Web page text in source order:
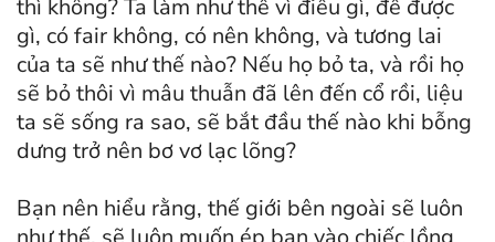
thì không? Ta làm như thế vì điều gì, để được
gì, có fair không, có nên không, và tương lai
của ta sẽ như thế nào? Nếu họ bỏ ta, và rồi họ
sẽ bỏ thôi vì mâu thuẫn đã lên đến cổ rồi, liệu
ta sẽ sống ra sao, sẽ bắt đầu thế nào khi bỗng
dưng trở nên bơ vơ lạc lõng?
Bạn nên hiểu rằng, thế giới bên ngoài sẽ luôn